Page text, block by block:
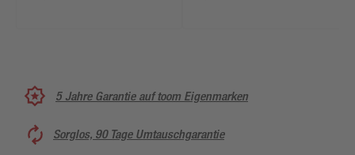
5 Jahre Garantie auf toom Eigenmarken
Sorglos, 90 Tage Umtauschgarantie